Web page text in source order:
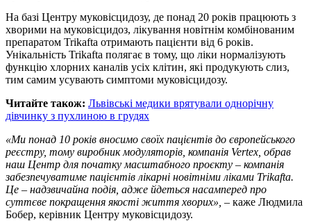
На базі Центру муковісцидозу, де понад 20 років працюють з
хворими на муковісцидоз, лікування новітнім комбінованим
препаратом Trikafta отримають пацієнти від 6 років.
Унікальність Trikafta полягає в тому, що ліки нормалізують
функцію хлорних каналів усіх клітин, які продукують слиз,
тим самим усувають симптоми муковісцидозу.
Читайте також: Львівські медики врятували однорічну
дівчинку з пухлиною в грудях
«Ми понад 10 років вносимо своїх пацієнтів до європейського
реєстру, тому виробник модуляторів, компанія Vertex, обрав
наш Центр для початку масштабного проєкту – компанія
забезпечуватиме пацієнтів лікарні новітніми ліками Trikafta.
Це – надзвичайна подія, адже йдеться насамперед про
суттєве покращення якості життя хворих», – каже Людмила
Бобер, керівник Центру муковісцидозу.